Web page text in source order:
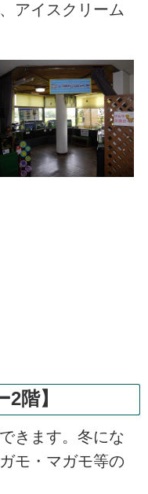
アイスクリーム
階】
きます。冬にな
モ・マガモ等の